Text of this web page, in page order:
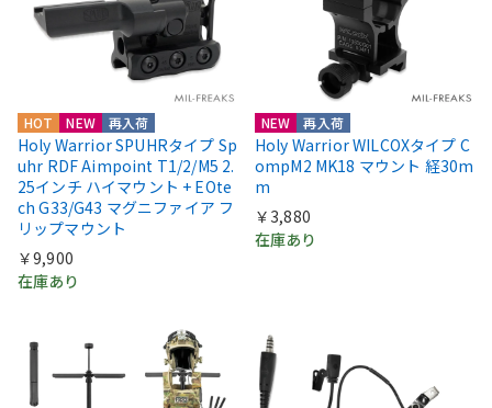
HOT NEW 再入荷
Holy Warrior SPUHRタイプ Sp
uhr RDF Aimpoint T1/2/M5 2.
25インチ ハイマウント + EOte
ch G33/G43 マグニファイア フ
リップマウント
￥9,900
在庫あり
NEW 再入荷
Holy Warrior WILCOXタイプ C
ompM2 MK18 マウント 経30m
m
￥3,880
在庫あり